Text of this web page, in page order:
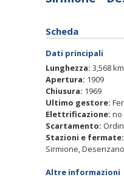
Scheda
Dati principali
Lunghezza: 3,568 km
Apertura: 1909
Chiusura: 1969
Ultimo gestore:
Elettrificazione: no
Scartamento:
Stazioni e fermate:
Sirmione,
Altre informazioni